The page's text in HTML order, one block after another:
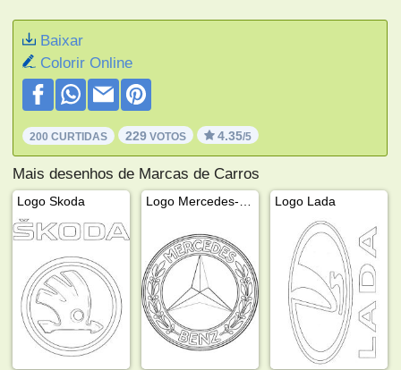
Baixar
Colorir Online
200 CURTIDAS 229 VOTOS 4.35/5
Mais desenhos de Marcas de Carros
Logo Skoda Logo Lada